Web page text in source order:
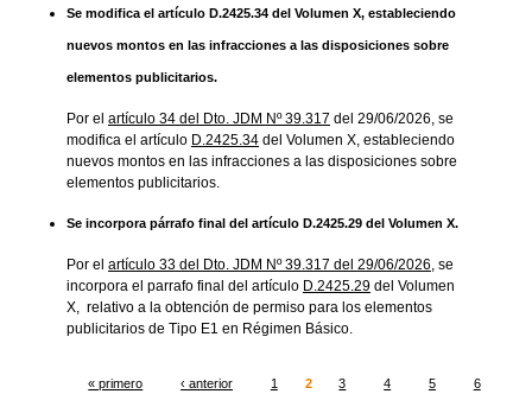
Se modifica el artículo D.2425.34 del Volumen X, estableciendo
nuevos montos en las infracciones a las disposiciones sobre
elementos publicitarios.
Por el artículo 34 del Dto. JDM Nº 39.317 del 29/06/2026, se
modifica el artículo D.2425.34 del Volumen X, estableciendo
nuevos montos en las infracciones a las disposiciones sobre
elementos publicitarios.
Se incorpora párrafo final del artículo D.2425.29 del Volumen X.
Por el artículo 33 del Dto. JDM Nº 39.317 del 29/06/2026, se
incorpora el parrafo final del artículo D.2425.29 del Volumen
X, relativo a la obtención de permiso para los elementos
publicitarios de Tipo E1 en Régimen Básico.
« primero ‹ anterior 1 2 3 4 5 6